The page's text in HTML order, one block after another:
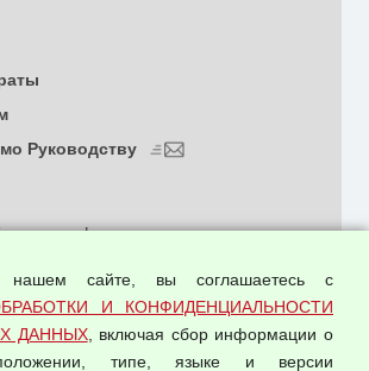
и конфиденциальности
персональных данных
продажи
Руководству
нашем сайте, вы соглашаетесь с
И КОНФИДЕНЦИАЛЬНОСТИ
ДАННЫХ, включая сбор информации о
типе, языке и версии